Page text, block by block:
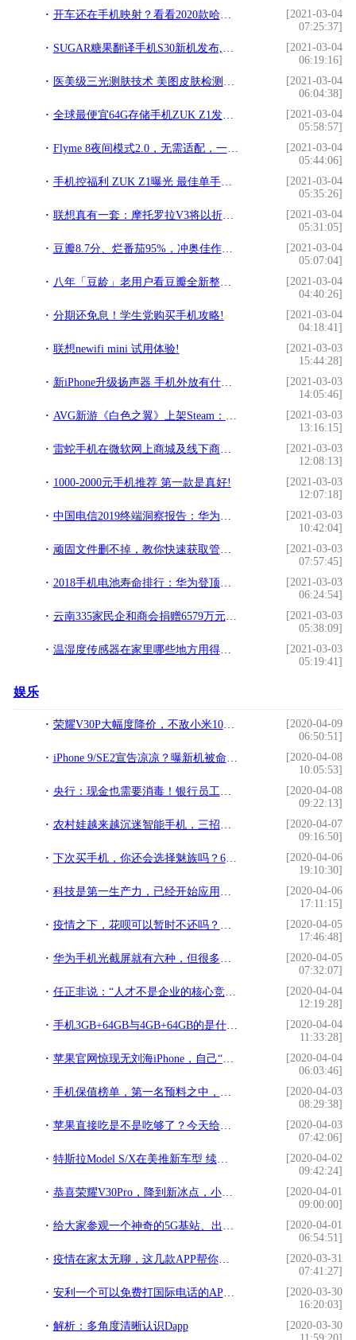
开车还在手机映射？看看2020款哈弗F5怎么玩转车载互联!
[2021-03-04
07:25:37]
SUGAR糖果翻译手机S30新机发布,让世界没有到不了的地方!
[2021-03-04
06:19:16]
医美级三光测肤技术 美图皮肤检测仪开箱图赏!
[2021-03-04
06:04:38]
全球最便宜64G存储手机ZUK Z1发布，1799让友商难过!
[2021-03-04
05:58:57]
Flyme 8夜间模式2.0，无需适配，一键变黑，网友：这才是UI水准!
[2021-03-04
05:44:06]
手机控福利 ZUK Z1曝光 最佳单手操作体验的手机来了！!
[2021-03-04
05:35:26]
联想真有一套：摩托罗拉V3将以折叠屏方式重出手机江湖!
[2021-03-04
05:31:05]
豆瓣8.7分、烂番茄95%，冲奥佳作《小妇人》终于内地定档了!
[2021-03-04
05:07:04]
八年「豆龄」老用户看豆瓣全新整合型 App!
[2021-03-04
04:40:26]
分期还免息！学生党购买手机攻略!
[2021-03-04
04:18:41]
联想newifi mini 试用体验!
[2021-03-03
15:44:28]
新iPhone升级扬声器 手机外放有什么用!
[2021-03-03
14:05:46]
AVG新游《白色之翼》上架Steam：将自带完整绅士补丁!
[2021-03-03
13:16:15]
雷蛇手机在微软网上商城及线下商店开卖!
[2021-03-03
12:08:13]
1000-2000元手机推荐 第一款是真好!
[2021-03-03
12:07:18]
中国电信2019终端洞察报告：华为、荣耀手机通信性能排全国第一!
[2021-03-03
10:42:04]
顽固文件删不掉，教你快速获取管理员权限!
[2021-03-03
07:57:45]
2018手机电池寿命排行：华为登顶，苹果屈居第二!
[2021-03-03
06:24:54]
云南335家民企和商会捐赠6579万元财物抗击疫情!
[2021-03-03
05:38:09]
温湿度传感器在家里哪些地方用得上？!
[2021-03-03
05:19:41]
娱乐
荣耀V30P大幅度降价，不敌小米10，提前狙击红米K30P？
[2020-04-09
06:50:51]
iPhone 9/SE2宣告凉凉？曝新机被命名为“iPhone”果粉：复古风
[2020-04-08
10:05:53]
央行：现金也需要消毒！银行员工：请大家多用支付宝
[2020-04-08
09:22:13]
农村娃越来越沉迷智能手机，三招让他们快速脱坑！
[2020-04-07
09:16:50]
下次买手机，你还会选择魅族吗？6年“老魅友”说出心里话
[2020-04-06
19:10:30]
科技是第一生产力，已经开始应用在汽车上的8大“黑科技”
[2020-04-06
17:11:15]
疫情之下，花呗可以暂时不还吗？支付宝的回应获赞！
[2020-04-05
17:46:48]
华为手机光截屏就有六种，但很多人都不会用，几千块的手机浪费了
[2020-04-05
07:32:07]
任正非说：“人才不是企业的核心竞争力”
[2020-04-04
12:19:28]
手机3GB+64GB与4GB+64GB的是什么意思？使用当中差别在哪里？
[2020-04-04
11:33:28]
苹果官网惊现无刘海iPhone，自己“曝光”新iPhone
[2020-04-04
06:03:46]
手机保值榜单，第一名预料之中，而华为的表现让人失望
[2020-04-03
08:29:38]
苹果直接吃是不是吃够了？今天给大家分享一个不一样的吃法
[2020-04-03
07:42:06]
特斯拉Model S/X在美推新车型 续航里程提升
[2020-04-02
09:42:24]
恭喜荣耀V30Pro，降到新冰点，小米10你还扛得住吗？
[2020-04-01
09:00:00]
给大家参观一个神奇的5G基站、出现在神奇的国度，你猜是哪里？
[2020-04-01
06:54:51]
疫情在家太无聊，这几款APP帮你度过无聊期
[2020-03-31
07:41:27]
安利一个可以免费打国际电话的APP——Wetalk
[2020-03-30
16:20:03]
解析：多角度清晰认识Dapp
[2020-03-30